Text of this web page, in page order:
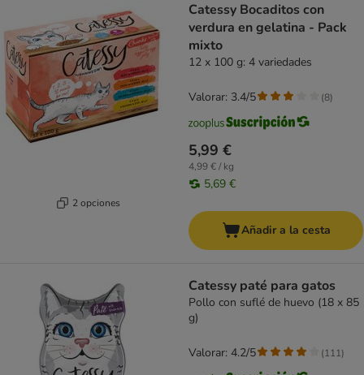
2 opciones
Catessy Bocaditos con
verdura en gelatina - Pack
mixto
12 x 100 g: 4 variedades
5,99 €
4,99 € / kg
5,69 €
Valorar: 3.4/5 (8)
Añadir a la cesta
Catessy paté para gatos
Pollo con suflé de huevo (18 x 85
g)
Valorar: 4.2/5 (111)